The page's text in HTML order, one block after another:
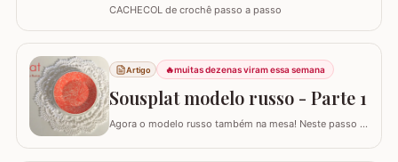
CACHECOL de crochê passo a passo
Artigo 🔥muitas dezenas viram essa semana
Sousplat modelo russo - Parte 1
Agora o modelo russo também na mesa! Neste passo a